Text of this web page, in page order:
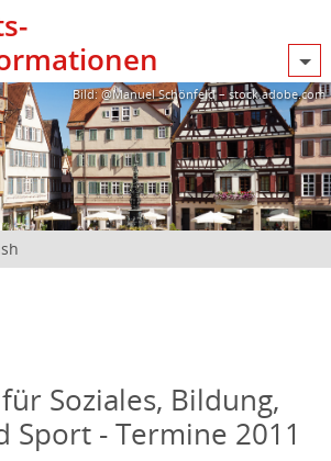
Bild: @Manuel Schönfeld – stock.adobe.com
Soziales, Bildung,
Sport - Termine 2011